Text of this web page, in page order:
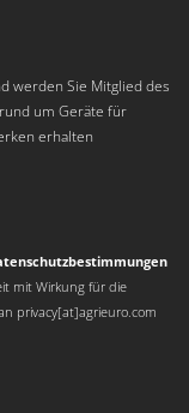
werden Sie Mitglied des
um Geräte für
erhalten
mit Wirkung für die
privacy[at]agrieuro.com